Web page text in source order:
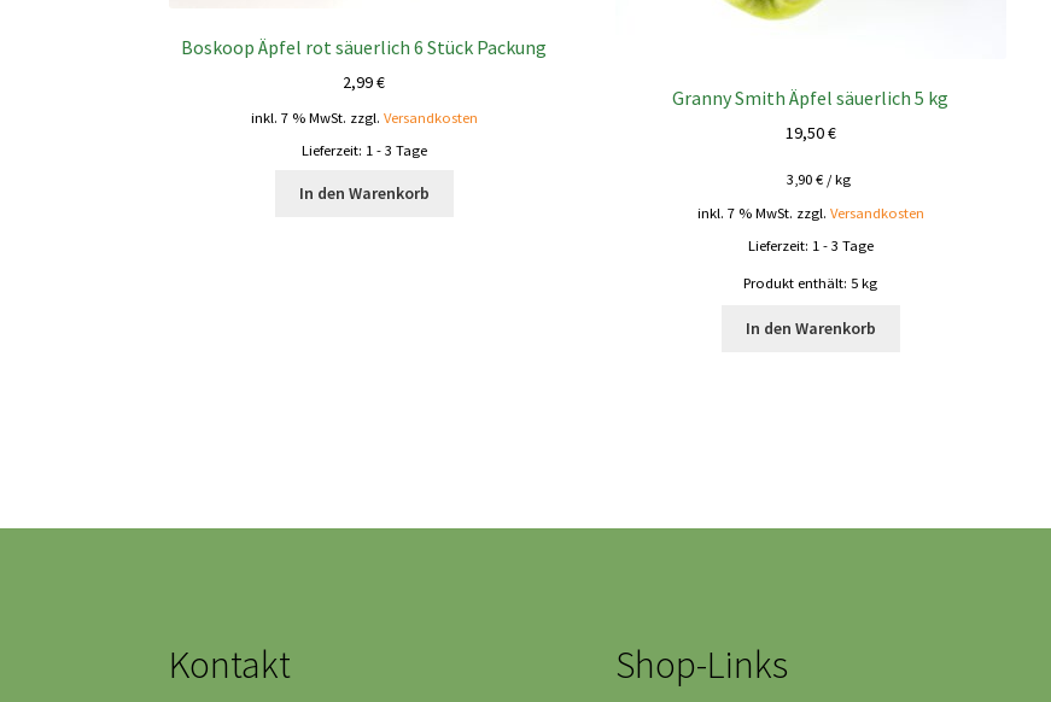
Boskoop Äpfel rot säuerlich 6 Stück Packung
2,99€
inkl. 7 % MwSt. zzgl. Versandkosten
Lieferzeit: 1 - 3 Tage
In den Warenkorb
Granny Smith Äpfel säuerlich 5 kg
19,50€
3,90 €/kg
inkl. 7 % MwSt. zzgl. Versandkosten
Lieferzeit: 1 - 3 Tage
Produkt enthält: 5kg
In den Warenkorb
Kontakt Shop-Links